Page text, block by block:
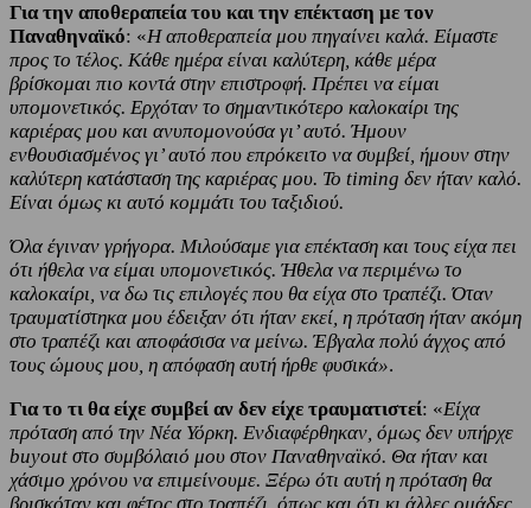
Για την αποθεραπεία του και την επέκταση με τον
Παναθηναϊκό: «Η αποθεραπεία μου πηγαίνει καλά. Είμαστε
προς το τέλος. Κάθε ημέρα είναι καλύτερη, κάθε μέρα
βρίσκομαι πιο κοντά στην επιστροφή. Πρέπει να είμαι
υπομονετικός. Ερχόταν το σημαντικότερο καλοκαίρι της
καριέρας μου και ανυπομονούσα γι’ αυτό. Ήμουν
ενθουσιασμένος γι’ αυτό που επρόκειτο να συμβεί, ήμουν στην
καλύτερη κατάσταση της καριέρας μου. Το timing δεν ήταν καλό.
Είναι όμως κι αυτό κομμάτι του ταξιδιού.
Όλα έγιναν γρήγορα. Μιλούσαμε για επέκταση και τους είχα πει
ότι ήθελα να είμαι υπομονετικός. Ήθελα να περιμένω το
καλοκαίρι, να δω τις επιλογές που θα είχα στο τραπέζι. Όταν
τραυματίστηκα μου έδειξαν ότι ήταν εκεί, η πρόταση ήταν ακόμη
στο τραπέζι και αποφάσισα να μείνω. Έβγαλα πολύ άγχος από
τους ώμους μου, η απόφαση αυτή ήρθε φυσικά».
Για το τι θα είχε συμβεί αν δεν είχε τραυματιστεί: «Είχα
πρόταση από την Νέα Υόρκη. Ενδιαφέρθηκαν, όμως δεν υπήρχε
buyout στο συμβόλαιό μου στον Παναθηναϊκό. Θα ήταν και
χάσιμο χρόνου να επιμείνουμε. Ξέρω ότι αυτή η πρόταση θα